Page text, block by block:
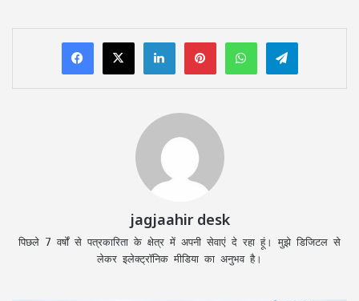
LinkedInPinterestWhatsAppTelegram
jagjaahir desk
पिछले 7 वर्षों से पत्रकारिता के क्षेत्र में अपनी सेवाएं दे रहा हूं। मुझे डिजिटल से
लेकर इलेक्ट्रॉनिक मीडिया का अनुभव है।